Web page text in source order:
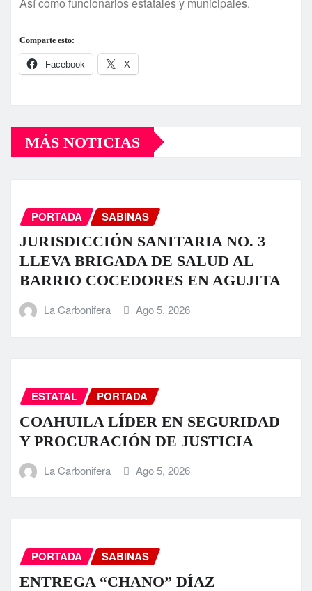
Comparte esto:
Facebook X
MÁS NOTICIAS
PORTADA SABINAS
JURISDICCIÓN SANITARIA NO. 3
LLEVA BRIGADA DE SALUD AL
BARRIO COCEDORES EN AGUJITA
La Carbonifera Ago 5, 2026
ESTATAL PORTADA
COAHUILA LÍDER EN SEGURIDAD
Y PROCURACIÓN DE JUSTICIA
La Carbonifera Ago 5, 2026
PORTADA SABINAS
ENTREGA “CHANO” DÍAZ